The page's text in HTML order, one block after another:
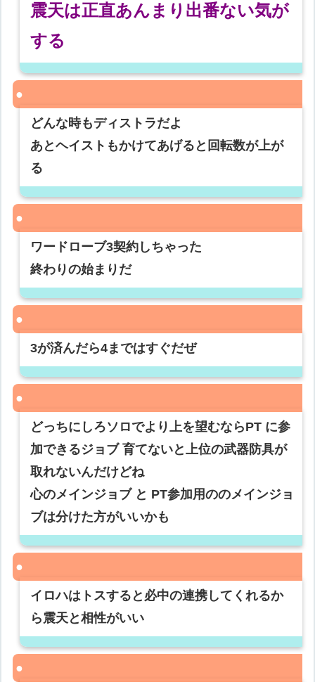
震天は正直あんまり出番ない気が
する
どんな時もディストラだよ
あとヘイストもかけてあげると回転数が上が
る
ワードローブ3契約しちゃった
終わりの始まりだ
3が済んだら4まではすぐだぜ
どっちにしろソロでより上を望むならPT に参
加できるジョブ 育てないと上位の武器防具が
取れないんだけどね
心のメインジョブ と PT参加用ののメインジョ
ブは分けた方がいいかも
イロハはトスすると必中の連携してくれるか
ら震天と相性がいい